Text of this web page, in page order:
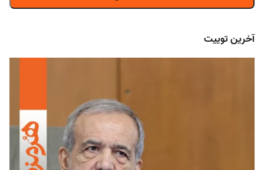
آخرین توییت